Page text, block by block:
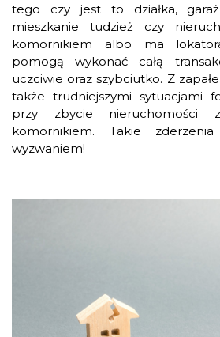
tego czy jest to działka,
mieszkanie tudzież czy
komornikiem albo ma
pomogą wykonać całą
uczciwie oraz szybciutko. Z
także trudniejszymi sytuacjami
przy zbycie
komornikiem. Takie
wyzwaniem!